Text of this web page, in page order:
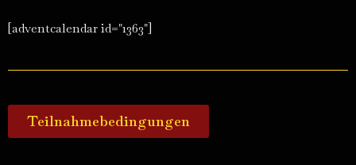
[adventcalendar id="1363"]
Teilnahmebedingungen